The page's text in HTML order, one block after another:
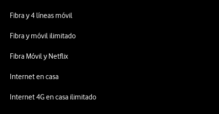
Fibra y 4 líneas móvil
Fibra y móvil ilimitado
Fibra Móvil y Netflix
Internet en casa
Internet 4G en casa ilimitado